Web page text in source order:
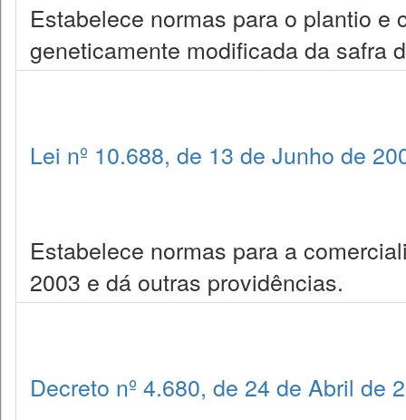
Estabelece normas para o plantio
geneticamente modificada da safra
Lei nº 10.688, de 13 de Junho de
Estabelece normas para a
2003 e dá outras providências.
Decreto nº 4.680, de 24 de Abril de